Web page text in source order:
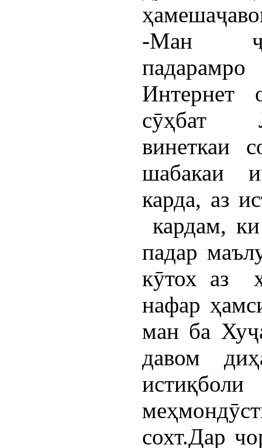
-Ман
Интернет
сӯҳбат
винеткаи
шабакаи
карда, аз
кардам,
падар
кӯтох аз
нафар
ман ба
давом
сохт.Дар